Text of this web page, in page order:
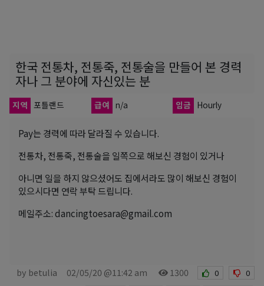
한국 전통차, 전통죽, 전통술을 만들어 본 경력
자나 그 분야에 자신있는 분
지역 포틀랜드 급여 n/a 임금 Hourly
Pay는 경력에 따라 달라질 수 있습니다.
전통차, 전통죽, 전통술을 일쪽으로 해보신 경험이 있거나
아니면 일을 하지 않으셨어도 집에서라도 많이 해보신 경험이
있으시다면 연락 부탁 드립니다.
메일주소: dancingtoesara@gmail.com
by betulia 02/05/20 @11:42 am 1300 0 0